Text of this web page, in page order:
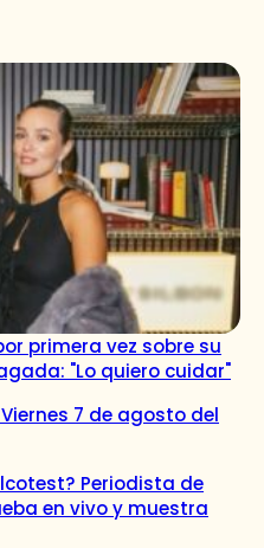
primera vez sobre su
"Lo quiero cuidar"
7 de agosto del
Periodista de
en vivo y muestra